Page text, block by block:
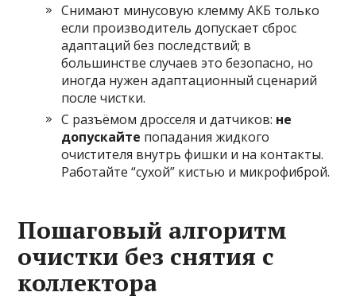
Снимают минусовую клемму АКБ только
если производитель допускает сброс
адаптаций без последствий; в
большинстве случаев это безопасно, но
иногда нужен адаптационный сценарий
после чистки.
С разъёмом дросселя и датчиков: не
допускайте попадания жидкого
очистителя внутрь фишки и на контакты.
Работайте “сухой” кистью и микрофиброй.
Пошаговый алгоритм
очистки без снятия с
коллектора